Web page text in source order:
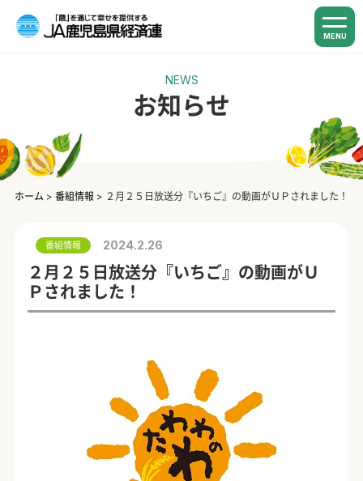
MENU
NEWS
お知らせ
ホーム > 番組情報 > ２月２５日放送分『いちご』の動画がＵＰされました！
番組情報 2024.2.26
２月２５日放送分『いちご』の動画がＵ
Ｐされました！